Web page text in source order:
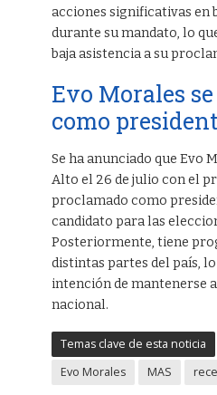
acciones significativas en
durante su mandato, lo
baja asistencia a su
Evo Morales
como
Se ha anunciado que Evo
Alto el 26 de julio con el
proclamado como
candidato para las
Posteriormente, tiene
distintas partes del país,
intención de mantenerse
nacional.
Temas clave de esta noticia
Evo Morales
MAS